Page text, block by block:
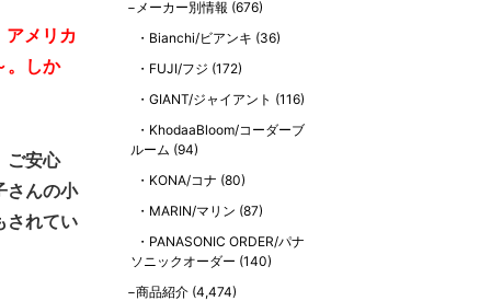
アメリカ
。しか
ご安心
さんの小
されてい
メーカー別情報 (676)
Bianchi/ビアンキ (36)
FUJI/フジ (172)
GIANT/ジャイアント (116)
KhodaaBloom/コーダーブ
ルーム (94)
KONA/コナ (80)
MARIN/マリン (87)
PANASONIC ORDER/パナ
ソニックオーダー (140)
商品紹介 (4,474)